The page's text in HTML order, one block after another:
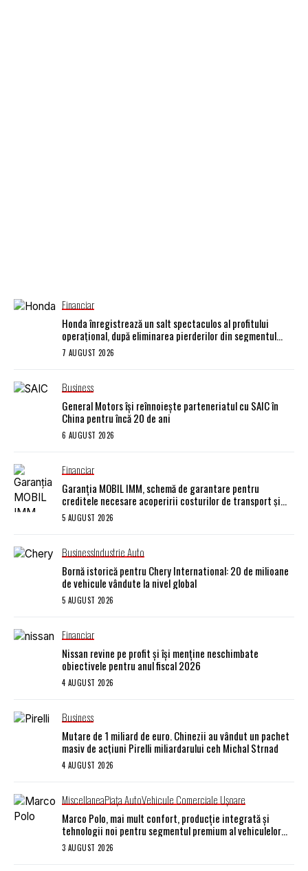
Financiar
Honda înregistrează un salt spectaculos al profitului
operațional, după eliminarea pierderilor din segmentul
mașinilor electrice
7 AUGUST 2026
Business
General Motors își reînnoiește parteneriatul cu SAIC în
China pentru încă 20 de ani
6 AUGUST 2026
Financiar
Garanţia MOBIL IMM, schemă de garantare pentru
creditele necesare acoperirii costurilor de transport şi
carburant
5 AUGUST 2026
BusinessIndustrie Auto
Bornă istorică pentru Chery International: 20 de milioane
de vehicule vândute la nivel global
5 AUGUST 2026
Financiar
Nissan revine pe profit și își menține neschimbate
obiectivele pentru anul fiscal 2026
4 AUGUST 2026
Business
Mutare de 1 miliard de euro. Chinezii au vândut un pachet
masiv de acțiuni Pirelli miliardarului ceh Michal Strnad
4 AUGUST 2026
MiscellaneaPiaţa AutoVehicule Comerciale Uşoare
Marco Polo, mai mult confort, producție integrată și
tehnologii noi pentru segmentul premium al vehiculelor
recreaționale
3 AUGUST 2026